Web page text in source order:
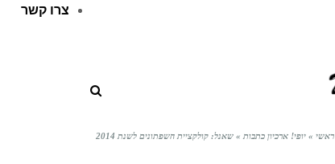
צרו קשר
ראשי » יופי! ארכיון כתבות » שאנל: קולקציית השפתונים לשנת 2014